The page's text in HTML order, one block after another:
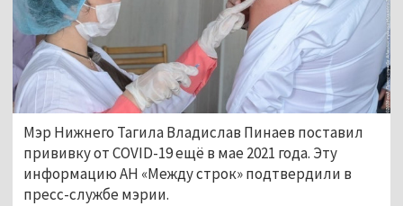
Мэр Нижнего Тагила Владислав Пинаев поставил
прививку от COVID-19 ещё в мае 2021 года. Эту
информацию АН «Между строк» подтвердили в
пресс-службе мэрии.